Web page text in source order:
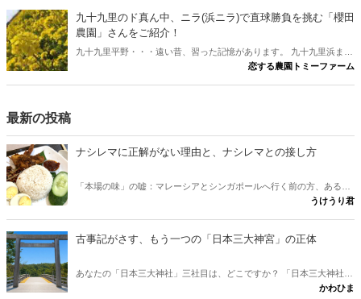
九十九里のド真ん中、ニラ(浜ニラ)で直球勝負を挑む「櫻田
農園」さんをご紹介！
九十九里平野・・・遠い昔、習った記憶があります。 九十九里浜まで
約2kmの平坦地に位置する山武市は五木田。 そう！！ 訪れた地の風
恋する農園トミーファーム
最新の投稿
ナシレマに正解がない理由と、ナシレマとの接し方
「本場の味」の嘘：マレーシアとシンガポールへ行く前の方、あるい
は行けない方が、ナシレマ というナシレマ皿から両国の違いを味わ
いとか？ その意外な理由と、日本にいながら本場に迫れる楽しみ方
をご紹介します。
うけうり君
古事記がさす、もう一つの「日本三大神宮」の正体
あなたの「日本三大神社」三社目は、どこですか？ 「日本三大神社の
三社目はどこか」という素朴な疑問に、古事記と日本書紀から答えが
かわひま